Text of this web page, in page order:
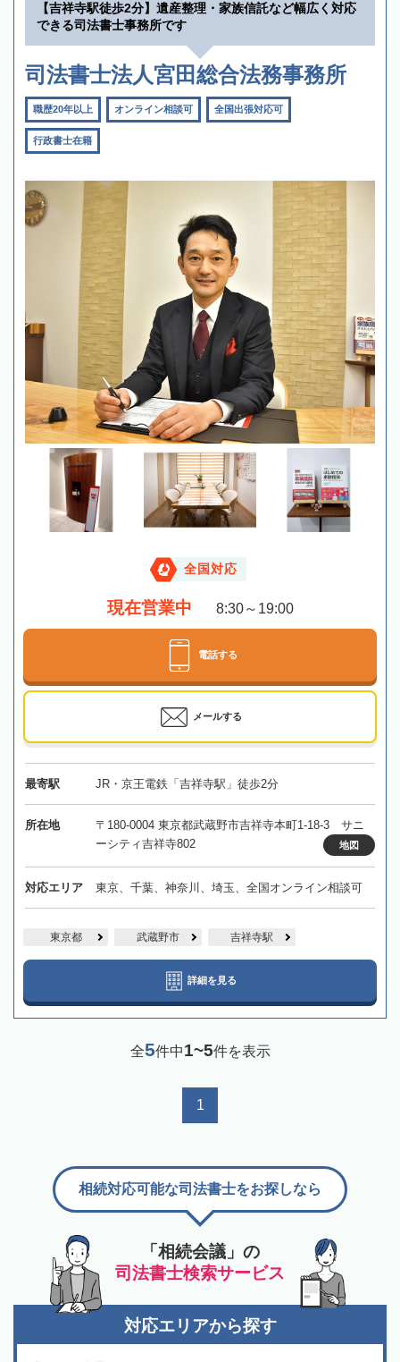
【吉祥寺駅徒歩2分】遺産整理・家族信託など幅広く対応
できる司法書士事務所です
司法書士法人宮田総合法務事務所
職歴20年以上 オンライン相談可 全国出張対応可
行政書士在籍
全国対応
現在営業中 8:30～19:00
電話する
メールする
最寄駅 JR・京王電鉄「吉祥寺駅」徒歩2分
所在地
〒180-0004 東京都武蔵野市吉祥寺本町1-18-3 サニ
ーシティ吉祥寺802
地図
対応エリア 東京、千葉、神奈川、埼玉、全国オンライン相談可
東京都 武蔵野市 吉祥寺駅
詳細を見る
全5件中1~5件を表示
1
「相続会議」の
司法書士検索サービス
相続対応可能な司法書士をお探しなら
対応エリアから探す